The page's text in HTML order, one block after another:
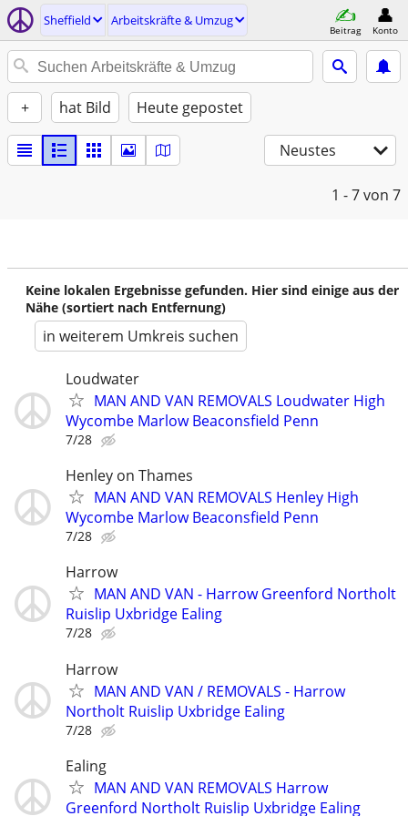
Sheffield Arbeitskräfte & Umzug
Beitrag Konto
+ hat Bild Heute gepostet
Neustes
1 - 7von 7
Keine lokalen Ergebnisse gefunden. Hier sind einige aus der
Nähe (sortiert nach Entfernung)
in weiterem Umkreis suchen
Loudwater
MAN AND VAN REMOVALS Loudwater High
Wycombe Marlow Beaconsfield Penn
7/28
Henley on Thames
MAN AND VAN REMOVALS Henley High
Wycombe Marlow Beaconsfield Penn
7/28
Harrow
MAN AND VAN - Harrow Greenford Northolt
Ruislip Uxbridge Ealing
7/28
Harrow
MAN AND VAN / REMOVALS - Harrow
Northolt Ruislip Uxbridge Ealing
7/28
Ealing
MAN AND VAN REMOVALS Harrow
Greenford Northolt Ruislip Uxbridge Ealing